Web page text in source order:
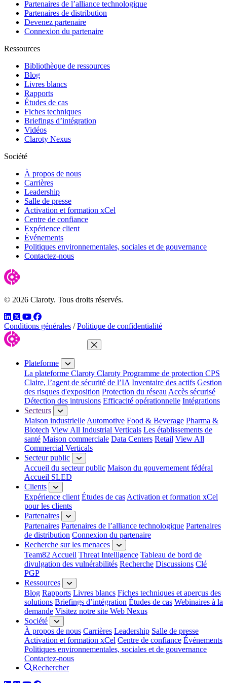
Partenaires de l’alliance technologique
Partenaires de distribution
Devenez partenaire
Connexion du partenaire
Ressources
Bibliothèque de ressources
Blog
Livres blancs
Rapports
Études de cas
Fiches techniques
Briefings d’intégration
Vidéos
Claroty Nexus
Société
À propos de nous
Carrières
Leadership
Salle de presse
Activation et formation xCel
Centre de confiance
Expérience client
Événements
Politiques environnementales, sociales et de gouvernance
Contactez-nous
© 2026 Claroty. Tous droits réservés.
LinkedIn
TwitterYouTube
Facebook
Conditions générales / Politique de confidentialité
Fermer le menu
Plateforme
La plateforme Claroty Claroty Programme de protection CPS
Claire, l’agent de sécurité de l’IA Inventaire des actifs Gestion
des risques d'exposition Protection du réseau Accès sécurisé
Détection des intrusions Efficacité opérationnelle Intégrations
Secteurs
Maison industrielle Automotive Food & Beverage Pharma &
Biotech View All Industrial Verticals Les établissements de
santé Maison commerciale Data Centers Retail View All
Commercial Verticals
Secteur public
Accueil du secteur public Maison du gouvernement fédéral
Accueil SLED
Clients
Expérience client Études de cas Activation et formation xCel
pour les clients
Partenaires
Partenaires Partenaires de l’alliance technologique Partenaires
de distribution Connexion du partenaire
Recherche sur les menaces
Team82 Accueil Threat Intelligence Tableau de bord de
divulgation des vulnérabilités Recherche Discussions Clé
PGP
Ressources
Blog Rapports Livres blancs Fiches techniques et aperçus des
solutions Briefings d’intégration Études de cas Webinaires à la
demande Visitez notre site Web Nexus
Société
À propos de nous Carrières Leadership Salle de presse
Activation et formation xCel Centre de confiance Événements
Politiques environnementales, sociales et de gouvernance
Contactez-nous
Rechercher